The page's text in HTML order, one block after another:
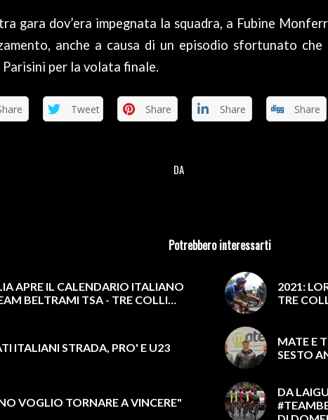
gara dov’era impegnata la squadra, a Fubine
anche a causa di un episodio sfortunato
per la volata finale.
Tweet Share Share Share
DA
Potrebbero interessarti
APRE IL CALENDARIO ITALIANO
BELTRAMI TSA - TRE COLLI…
2021:
TRE
ITALIANI STRADA, PRO' E U23
MATE E
SESTO
VOGLIO TORNARE A VINCERE"
DA